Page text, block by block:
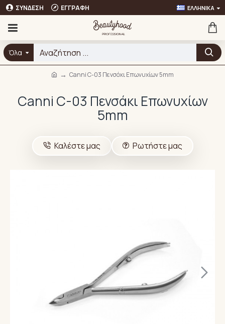
ΣΎΝΔΕΣΗ ΕΓΓΡΑΦΉ ΕΛΛΗΝΙΚΆ
Όλα
Canni C-03 Πενσάκι Επωνυχίων 5mm
Canni C-03 Πενσάκι Επωνυχίων
5mm
Καλέστε μας Ρωτήστε μας